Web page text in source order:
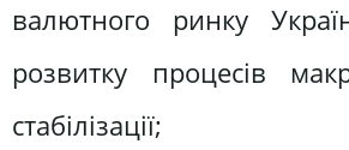
валютного ринку
розвитку процесів
стабілізації;